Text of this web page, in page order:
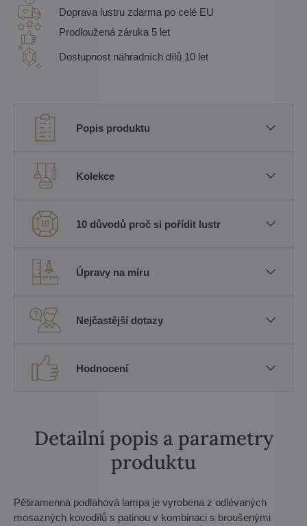
Doprava lustru zdarma po celé EU
Prodloužená záruka 5 let
Dostupnost náhradních dílů 10 let
Popis produktu
Kolekce
10 důvodů proč si pořídit lustr
Úpravy na míru
Nejčastější dotazy
Hodnocení
Detailní popis a parametry
produktu
Pětiramenná podlahová lampa je vyrobena z odlévaných
mosazných kovodílů s patinou v kombinaci s broušenými